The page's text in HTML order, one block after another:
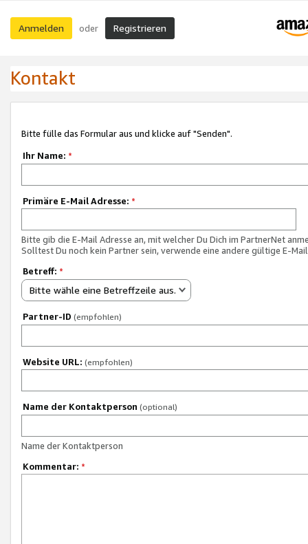
Anmelden oder Registrieren
Kontakt
Bitte fülle das Formular aus und klicke auf "Senden".
Ihr Name: *
Primäre E-Mail Adresse: *
Bitte gib die E-Mail Adresse an, mit welcher Du Dich im PartnerNet
Solltest Du noch kein Partner sein, verwende eine andere gültige E-
Betreff: *
Bitte wähle eine Betreffzeile aus.
Partner-ID (empfohlen)
Website URL: (empfohlen)
Name der Kontaktperson (optional)
Name der Kontaktperson
Kommentar: *